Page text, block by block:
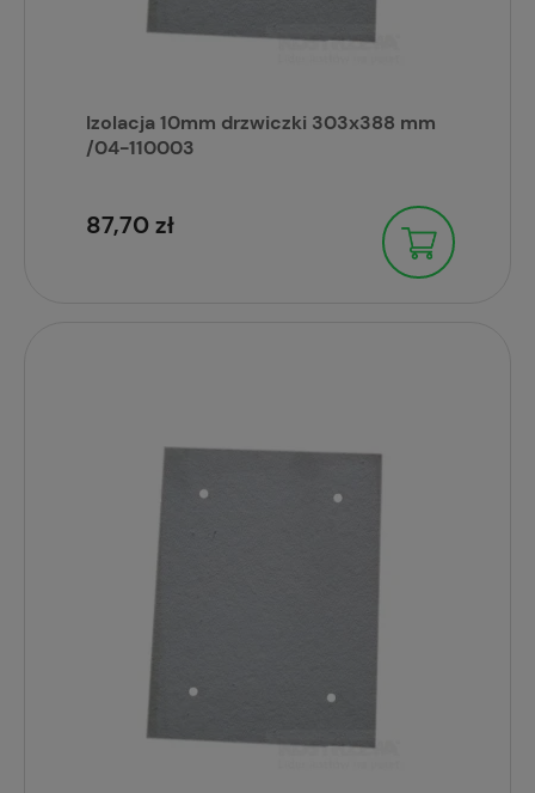
Izolacja 10mm drzwiczki 303x388 mm
/04-110003
87,70 zł